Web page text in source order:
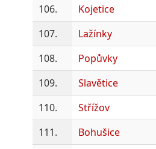
106.
Kojetice
107.
Lažínky
108.
Popůvky
109.
Slavětice
110.
Střížov
111.
Bohušice